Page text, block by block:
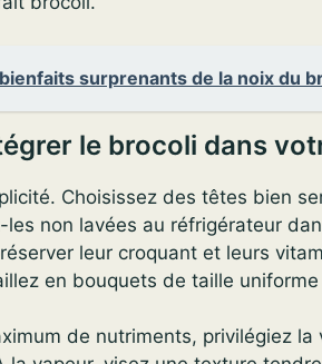
surprenants de la noix du
le brocoli dans
Choisissez des têtes bien
les non lavées au réfrigérateur
leur croquant et leurs
en bouquets de taille
de nutriments, privilégiez